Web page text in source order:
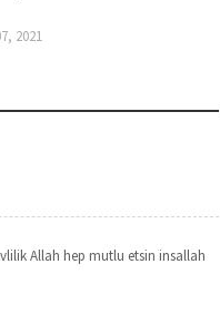
2021
Allah hep mutlu etsin insallah